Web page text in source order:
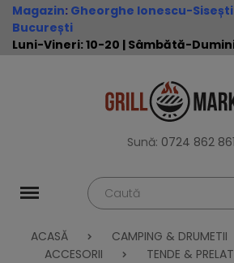
Magazin: Gheorghe Ionescu-Sisești
București
Luni-Vineri: 10-20 | Sâmbătă-
Sună: 0724 862 861
ACASĂ
CAMPING & DRUMETII
ACCESORII
TENDE &